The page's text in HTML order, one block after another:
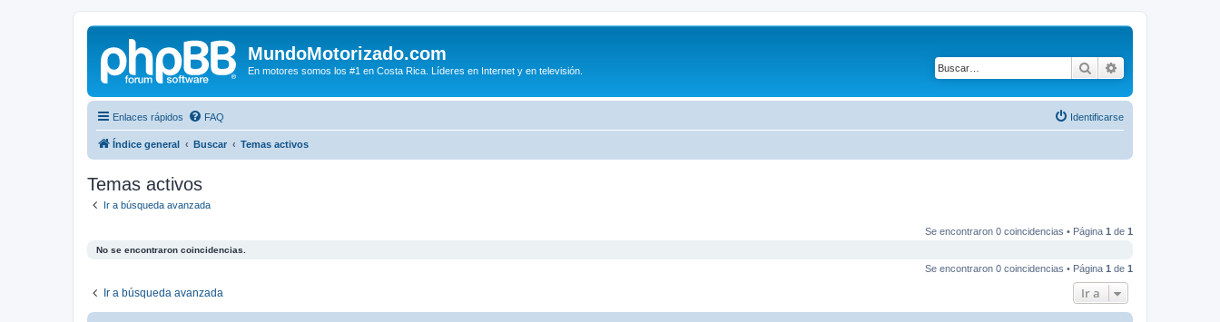
MundoMotorizado.com
En motores somos los #1 en Costa Rica. Líderes en Internet y en televisión. Buscar
Enlaces rápidos FAQ Identificarse
Índice general Buscar Temas activos
Temas activos
Ir a búsqueda avanzada
Se encontraron 0 coincidencias • Página 1 de 1
No se encontraron coincidencias.
Se encontraron 0 coincidencias • Página 1 de 1
Ir a búsqueda avanzada Ir a